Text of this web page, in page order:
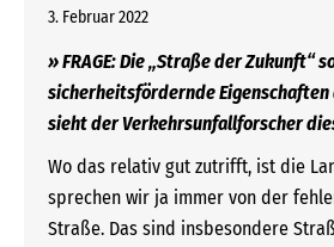
3. Februar 2022
» FRAGE: Die „Straße der Zukunft“
sicherheitsfördernde Eigenschaften
sieht der Verkehrsunfallforscher
Wo das relativ gut zutrifft, ist die
sprechen wir ja immer von der
Straße. Das sind insbesondere